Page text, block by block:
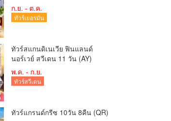
ก.ย. - ต.ค.
ทัวร์เยอรมัน
ทัวร์สแกนดิเนเวีย ฟินแลนด์
นอร์เวย์ สวีเดน 11 วัน (AY)
พ.ค. - ก.ย.
ทัวร์สวีเดน
ทัวร์แกรนด์กรีซ 10วัน 8คืน (QR)